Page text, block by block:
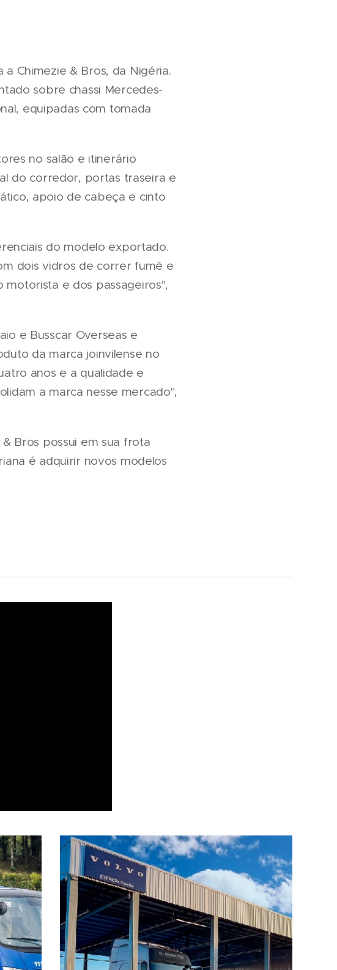
Chimezie & Bros, da Nigéria.
sobre chassi Mercedes-
equipadas com tomada
no salão e itinerário
do corredor, portas traseira e
apoio de cabeça e cinto
do modelo exportado.
dois vidros de correr fumê e
e dos passageiros",
e Busscar Overseas e
da marca joinvilense no
anos e a qualidade e
a marca nesse mercado",
Bros possui em sua frota
é adquirir novos modelos